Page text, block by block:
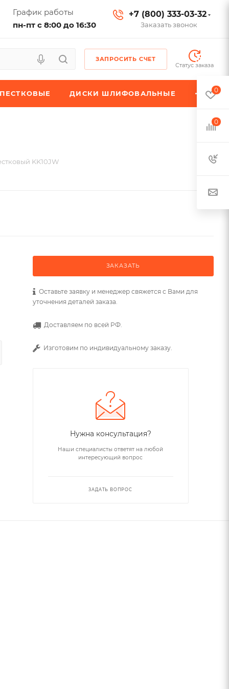
График работы
пн-пт с 8:00 до 16:30
+7 (800) 333-03-32
Заказать звонок
ЗАПРОСИТЬ СЧЕТ
Статус заказа
ДИСКИ ШЛИФОВАЛЬНЫЕ
KK10JW
ЗАКАЗАТЬ
Оставьте заявку и менеджер свяжется с Вами для
уточнения деталей заказа.
Доставляем по всей РФ.
Изготовим по индивидуальному заказу.
Нужна консультация?
Наши специалисты ответят на любой
интересующий вопрос
ЗАДАТЬ ВОПРОС
0
0